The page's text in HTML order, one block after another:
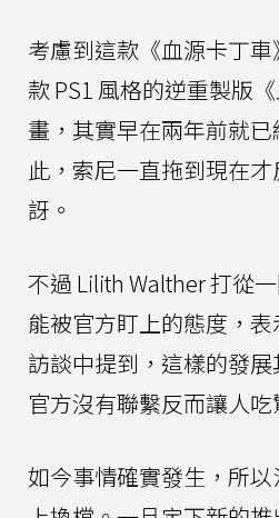
考慮到這款《血源卡丁
款 PS1 風格的逆重製版
畫，其實早在兩年前就
此，索尼一直拖到現在
訝。
不過 Lilith Walther 打從
能被官方盯上的態度，
訪談中提到，這樣的發展
官方沒有聯繫反而讓人吃
如今事情確實發生，所